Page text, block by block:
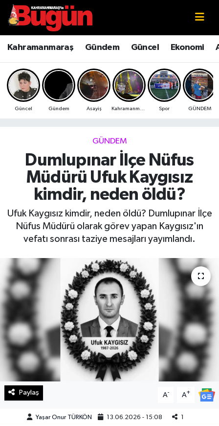
Kahramanmaraş Gündem Güncel Ekonomi
Güncel Gündem Asayiş Spor GÜNDEM
GÜNDEM
Dumlupınar İlçe Nüfus
Müdürü Ufuk Kaygısız
kimdir, neden öldü?
Ufuk Kaygısız kimdir, neden öldü? Dumlupınar İlçe
Nüfus Müdürü olarak görev yapan Kaygısız'ın
vefatı sonrası taziye mesajları yayımlandı.
Paylaş A- A+
Yaşar Onur TÜRKÖN 13.06.2026 - 15:08 1
Kahramanmaraş
Kahramanmaraş Sokak Röportajları
Bilim ve Teknoloji
Çevre
Ekonomi
Genel
Güncel
Haberde İnsan
Kültür Sanat
Magazin
Manşet Altı
Manşetler
Resmi İlan
Sağlık
Spor
Kahramanmaraş Nöbetçi Eczaneler
Kahramanmaraş Hava Durumu
Kahramanmaraş Namaz Vakitleri
Kahramanmaraş Trafik Yoğunluk Haritası
Süper Lig Puan Durumu ve Fikstür
Tüm Manşetler
Son Dakika Haberleri
Haber Arşivi